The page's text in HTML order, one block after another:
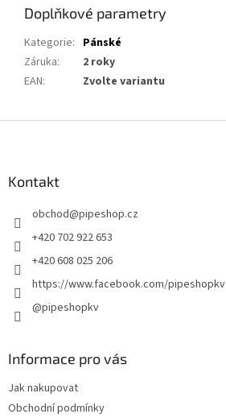
Doplňkové parametry
Kategorie: Pánské
Záruka:
2 roky
EAN: Zvolte variantu
Kontakt
obchod@pipeshop.cz
+420 702 922 653
+420 608 025 206
https://www.facebook.com/pipeshopkv
@pipeshopkv
Informace pro vás
Jak nakupovat
Obchodní podmínky